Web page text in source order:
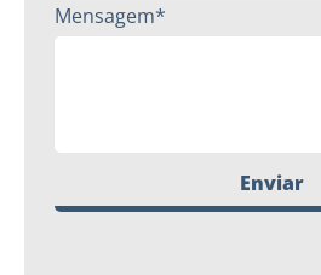
Mensagem*
Enviar